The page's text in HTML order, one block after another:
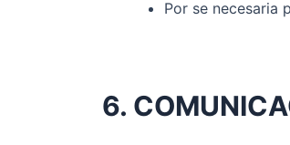
Por se necesaria
6.